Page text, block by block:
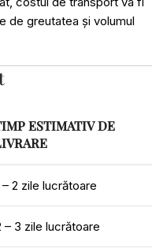
de greutatea și volumul
ESTIMATIV DE
– 2 zile lucrătoare
– 3 zile lucrătoare